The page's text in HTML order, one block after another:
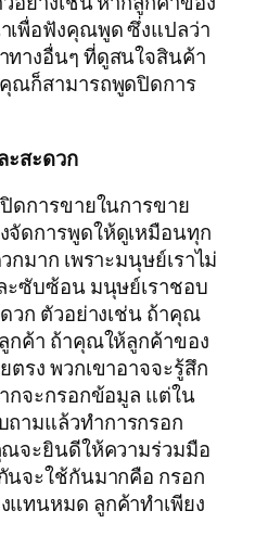
พื่อฟังคุณพูด ซึ่งแปลว่า
ทางอื่นๆ ที่ดูสนใจสินค้า
ณก็สามารถพูดปิดการ
ะสะดวก
ดการขายในการขาย
ดการพูดให้ดูเหมือนทุก
มาก เพราะมนุษย์เราไม่
ะซับซ้อน มนุษย์เราชอบ
วก ตัวอย่างเช่น ถ้าคุณ
กค้า ถ้าคุณให้ลูกค้าของ
รง พวกเขาอาจจะรู้สึก
กจะกรอกข้อมูล แต่ใน
ามแล้วทำการกรอก
จะยินดีให้ความร่วมมือ
จะใช้กันมากคือ กรอก
ทนหมด ลูกค้าทำเพียง